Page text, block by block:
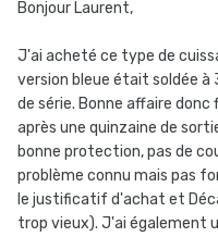
Bonjour Laurent,
J'ai acheté ce type de
version bleue était soldée à
de série. Bonne affaire
après une quinzaine de
bonne protection, pas de
problème connu mais pas
le justificatif d'achat et
trop vieux). J'ai également